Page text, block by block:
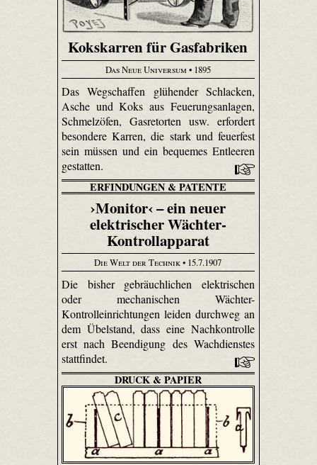
Kokskarren für Gasfabriken
Das Neue Universum • 1895
Das Wegschaffen glühender Schlacken,
Asche und Koks aus Feuerungsanlagen,
Schmelzöfen, Gasretorten usw. erfordert
besondere Karren, die stark und feuerfest
sein müssen und ein bequemes Entleeren
gestatten.
ERFINDUNGEN & PATENTE
›Monitor‹ – ein neuer
elektrischer Wächter-
Kontrollapparat
Die Welt der Technik• 15.7.1907
Die bisher gebräuchlichen elektrischen
oder mechanischen Wächter-
Kontrolleinrichtungen leiden durchweg an
dem Übelstand, dass eine Nachkontrolle
erst nach Beendigung des Wachdienstes
stattfindet.
DRUCK & PAPIER